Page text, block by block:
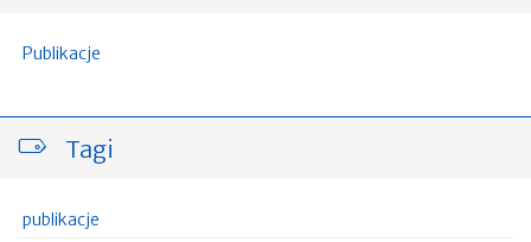
Publikacje
Tagi
publikacje